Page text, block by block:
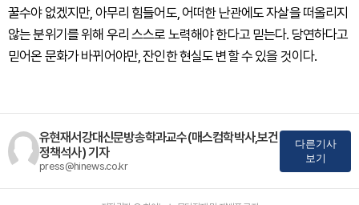
꿀수야 없겠지만, 아무리 힘들어도, 어떠한 난관에도 자살을 떠올리지
않는 분위기를 위해 우리 스스로 노력해야 한다고 믿는다. 당연하다고
믿어온 문화가 바뀌어야만, 잔인한 현실도 변할 수 있을 것이다.
유현재서강대신문방송학과교수(매스컴학박사,보건
정책석사) 기자
press@hinews.co.kr
다른기사
보기